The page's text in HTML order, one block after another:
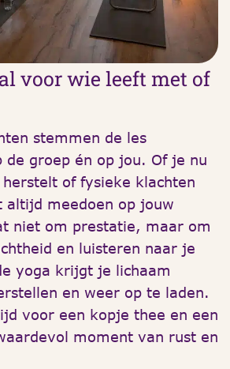
voor wie leeft met of
stemmen de les
de groep én op jou. Of je nu
of fysieke klachten
meedoen op jouw
niet om prestatie, maar om
en luisteren naar je
yoga krijgt je lichaam
en weer op te laden.
voor een kopje thee en een
moment van rust en